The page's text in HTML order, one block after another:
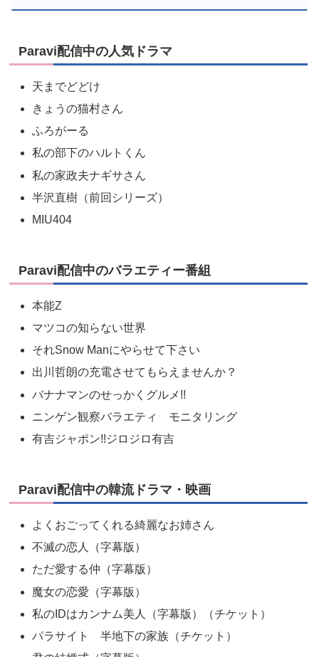
Paravi配信中の人気ドラマ
天までどどけ
きょうの猫村さん
ふろがーる
私の部下のハルトくん
私の家政夫ナギサさん
半沢直樹（前回シリーズ）
MIU404
Paravi配信中のバラエティー番組
本能Z
マツコの知らない世界
それSnow Manにやらせて下さい
出川哲朗の充電させてもらえませんか？
バナナマンのせっかくグルメ!!
ニンゲン観察バラエティ モニタリング
有吉ジャポン!!ジロジロ有吉
Paravi配信中の韓流ドラマ・映画
よくおごってくれる綺麗なお姉さん
不滅の恋人（字幕版）
ただ愛する仲（字幕版）
魔女の恋愛（字幕版）
私のIDはカンナム美人（字幕版）（チケット）
パラサイト 半地下の家族（チケット）